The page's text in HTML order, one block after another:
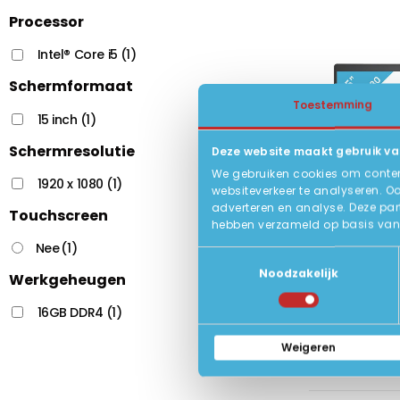
Toestemming
Deze website maakt gebruik
We gebruiken cookies om
websiteverkeer te analyseren.
adverteren en analyse. Deze
hebben verzameld op basis
Noodzakelijk
Weigeren
Processor
Intel® Core i5 (1)
Schermformaat
15 inch (1)
Schermresolutie
1920 x 1080 (1)
Touchscreen
Nee(1)
Werkgeheugen
16GB DDR4 (1)